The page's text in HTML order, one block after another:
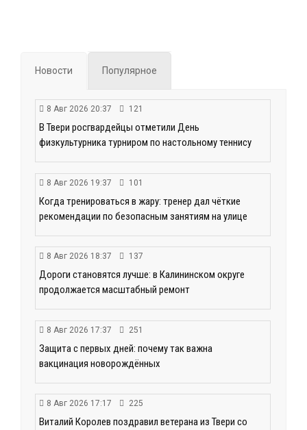
Новости Популярное
8 Авг 2026 20:37 121
В Твери росгвардейцы отметили День
физкультурника турниром по настольному теннису
8 Авг 2026 19:37 101
Когда тренироваться в жару: тренер дал чёткие
рекомендации по безопасным занятиям на улице
8 Авг 2026 18:37 137
Дороги становятся лучше: в Калининском округе
продолжается масштабный ремонт
8 Авг 2026 17:37 251
Защита с первых дней: почему так важна
вакцинация новорождённых
8 Авг 2026 17:17 225
Виталий Королев поздравил ветерана из Твери со